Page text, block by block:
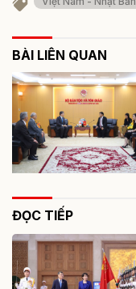
BÀI LIÊN QUAN
ĐỌC TIẾP